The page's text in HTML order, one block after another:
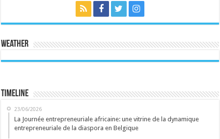
Weather
Timeline
23/06/2026
La Journée entrepreneuriale africaine: une vitrine de la dynamique
entrepreneuriale de la diaspora en Belgique